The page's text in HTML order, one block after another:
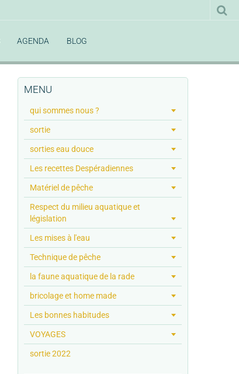
AGENDA BLOG
MENU
qui sommes nous ?
sortie
sorties eau douce
Les recettes Despéradiennes
Matériel de pêche
Respect du milieu aquatique et
législation
Les mises à l'eau
Technique de pêche
la faune aquatique de la rade
bricolage et home made
Les bonnes habitudes
VOYAGES
sortie 2022